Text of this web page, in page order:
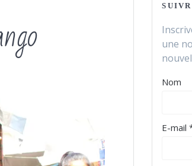
une
Nom
E-mail